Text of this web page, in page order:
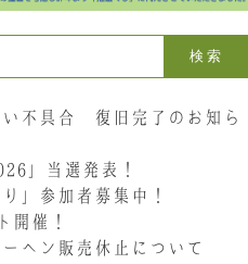
い不具合 復旧完了のお知ら
」当選発表！
」参加者募集中！
開催！
ヘン販売休止について